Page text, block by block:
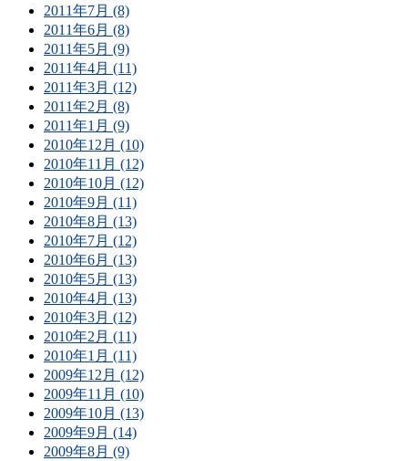
2011年7月 (8)
2011年6月 (8)
2011年5月 (9)
2011年4月 (11)
2011年3月 (12)
2011年2月 (8)
2011年1月 (9)
2010年12月 (10)
2010年11月 (12)
2010年10月 (12)
2010年9月 (11)
2010年8月 (13)
2010年7月 (12)
2010年6月 (13)
2010年5月 (13)
2010年4月 (13)
2010年3月 (12)
2010年2月 (11)
2010年1月 (11)
2009年12月 (12)
2009年11月 (10)
2009年10月 (13)
2009年9月 (14)
2009年8月 (9)